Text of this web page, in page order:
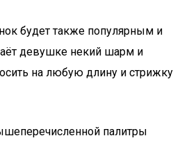
будет также популярным и
девушке некий шарм и
на любую длину и стрижку
палитры